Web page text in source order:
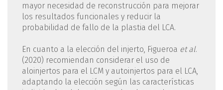
mayor necesidad de reconstrucción para mejorar
los resultados funcionales y reducir la
probabilidad de fallo de la plastia del LCA.
En cuanto a la elección del injerto, Figueroa et al.
(2020) recomiendan considerar el uso de
aloinjertos para el LCM y autoinjertos para el LCA,
adaptando la elección según las características